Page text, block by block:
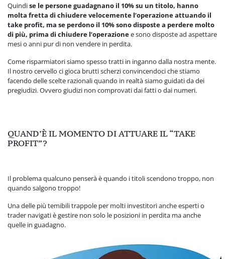
Quindise le persone guadagnano il 10% su un titolo, hanno
molta fretta di chiudere velocemente l’operazione attuando il
take profit, ma se perdono il 10% sono disposte a perdere molto
di più, prima di chiudere l’operazionee sono disposte ad aspettare
mesi o anni pur di non vendere in perdita.
Come risparmiatori siamo spesso tratti in inganno dalla nostra mente.
Il nostro cervello ci gioca brutti scherzi convincendoci che stiamo
facendo delle scelte razionali quando in realtà siamo guidati da dei
pregiudizi. Ovvero giudizi non comprovati dai fatti o dai numeri.
QUAND’È IL MOMENTO DI ATTUARE IL “TAKE
PROFIT”?
Il problema qualcuno penserà è quando i titoli scendono troppo, non
quando salgono troppo!
Una delle più temibili trappole per molti investitori anche esperti o
trader navigati è gestire non solo le posizioni in perdita ma anche
quelle in guadagno.